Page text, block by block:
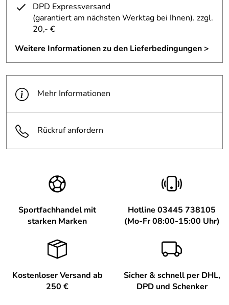
DPD Expressversand
(garantiert am nächsten Werktag bei Ihnen). zzgl.
20,- €
Weitere Informationen zu den Lieferbedingungen >
Mehr Informationen
Rückruf anfordern
Sportfachhandel mit
starken Marken
Hotline 03445 738105
(Mo-Fr 08:00-15:00 Uhr)
Kostenloser Versand ab
250 €
Sicher & schnell per DHL,
DPD und Schenker